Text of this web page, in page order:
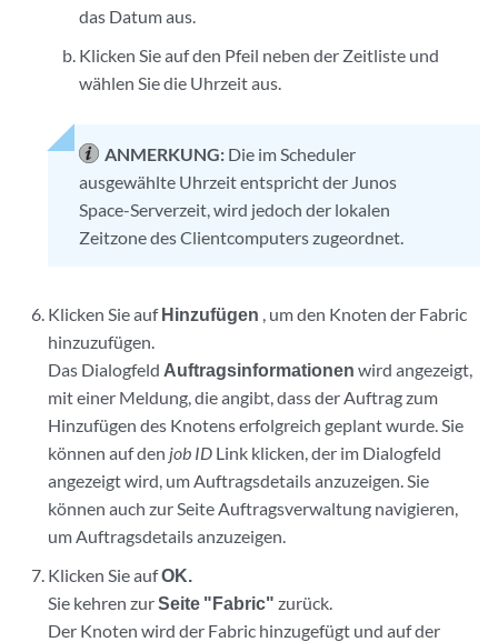
das Datum aus.
Klicken Sie auf den Pfeil neben der Zeitliste und
wählen Sie die Uhrzeit aus.
ANMERKUNG: Die im Scheduler
ausgewählte Uhrzeit entspricht der Junos
Space-Serverzeit, wird jedoch der lokalen
Zeitzone des Clientcomputers zugeordnet.
Klicken Sie aufHinzufügen , um den Knoten der Fabric
hinzuzufügen.
Das Dialogfeld Auftragsinformationen wird angezeigt,
mit einer Meldung, die angibt, dass der Auftrag zum
Hinzufügen des Knotens erfolgreich geplant wurde. Sie
können auf den job ID Link klicken, der im Dialogfeld
angezeigt wird, um Auftragsdetails anzuzeigen. Sie
können auch zur Seite Auftragsverwaltung navigieren,
um Auftragsdetails anzuzeigen.
Klicken Sie aufOK.
Sie kehren zurSeite "Fabric" zurück.
Der Knoten wird der Fabric hinzugefügt und auf der